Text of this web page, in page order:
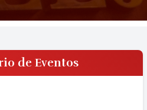
de Eventos